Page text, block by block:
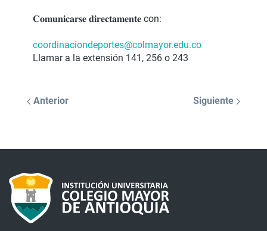
𝐂𝐨𝐦𝐮𝐧𝐢𝐜𝐚𝐫𝐬𝐞 𝐝𝐢𝐫𝐞𝐜𝐭𝐚𝐦𝐞𝐧𝐭𝐞 con:
coordinaciondeportes@colmayor.edu.co
Llamar a la extensión 141, 256 o 243
Anterior Siguiente